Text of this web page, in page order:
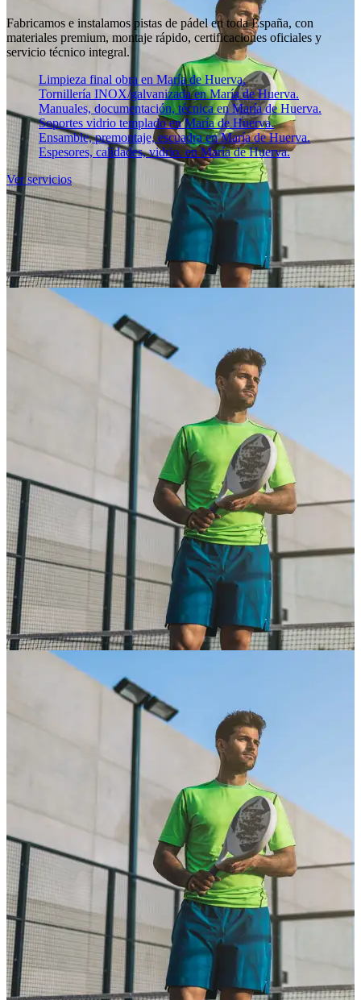
Fabricamos e instalamos pistas de pádel en toda España, con
materiales premium, montaje rápido, certificaciones oficiales y
servicio técnico integral.
Limpieza final obra en María de Huerva.
Tornillería INOX/galvanizada en María de Huerva.
Manuales, documentación, técnica en María de Huerva.
Soportes vidrio templado en María de Huerva.
Ensamble, premontaje, escuadra en María de Huerva.
Espesores, calidades, vidrio. en María de Huerva.
Ver servicios